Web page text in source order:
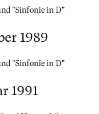
"Sinfonie in D"
1989
"Sinfonie in D"
1991